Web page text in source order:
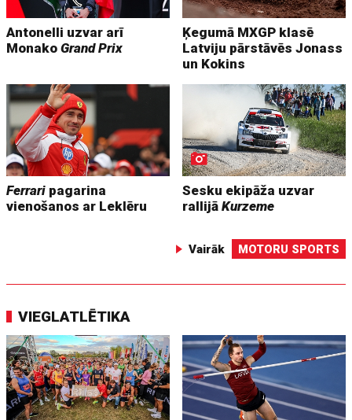
Antonelli uzvar arī
MonakoGrand Prix
Ķegumā MXGP klasē
Latviju pārstāvēs Jonass
un Kokins
Ferrari pagarina
vienošanos ar Leklēru
Sesku ekipāža uzvar
rallijāKurzeme
Vairāk MOTORU SPORTS
VIEGLATLĒTIKA